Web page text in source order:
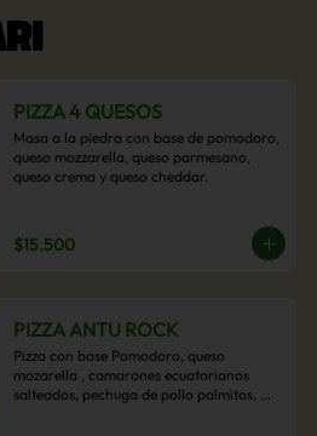
PIZZA 4 QUESOS
Masa a la piedra con base de pomodoro,
queso mozzarella, queso parmesano,
queso crema y queso cheddar.
$15.500
PIZZA ANTU ROCK
Pizza con base Pomodoro, queso
mozarella , camarones ecuatorianos
salteados, pechuga de pollo palmitos,